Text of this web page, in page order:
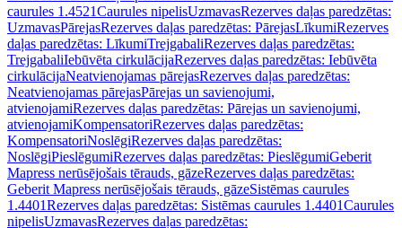
caurules 1.4521Caurules nipelisUzmavasRezerves daļas paredzētas:
UzmavasPārejasRezerves daļas paredzētas: PārejasLīkumiRezerves
daļas paredzētas: LīkumiTrejgabaliRezerves daļas paredzētas:
TrejgabaliIebūvēta cirkulācijaRezerves daļas paredzētas: Iebūvēta
cirkulācijaNeatvienojamas pārejasRezerves daļas paredzētas:
Neatvienojamas pārejasPārejas un savienojumi,
atvienojamiRezerves daļas paredzētas: Pārejas un savienojumi,
atvienojamiKompensatoriRezerves daļas paredzētas:
KompensatoriNoslēgiRezerves daļas paredzētas:
NoslēgiPieslēgumiRezerves daļas paredzētas: PieslēgumiGeberit
Mapress nerūsējošais tērauds, gāzeRezerves daļas paredzētas:
Geberit Mapress nerūsējošais tērauds, gāzeSistēmas caurules
1.4401Rezerves daļas paredzētas: Sistēmas caurules 1.4401Caurules
nipelisUzmavasRezerves daļas paredzētas: